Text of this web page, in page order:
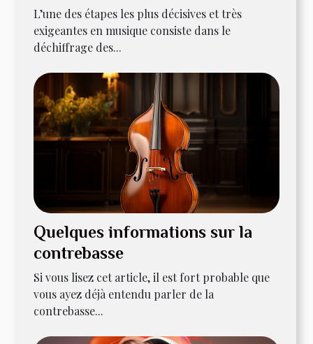
L’une des étapes les plus décisives et très
exigeantes en musique consiste dans le
déchiffrage des...
Quelques informations sur la
contrebasse
Si vous lisez cet article, il est fort probable que
vous ayez déjà entendu parler de la
contrebasse...